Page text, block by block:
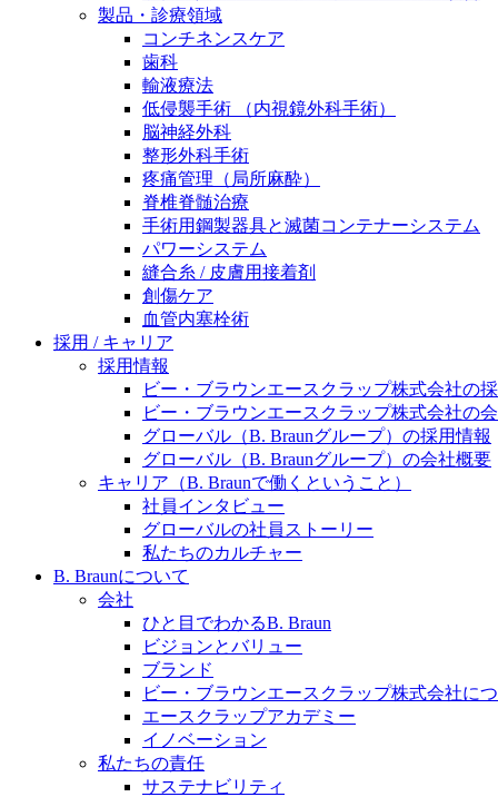
製品ポートフォリオ​
こちらの製品ポートフォリオからも、製品をお探しい
膝関節の構造とその疾患
身体の中で最も大きい関節である膝関節。日常の生活
採用情報
ビー・ブラウンエースクラッﾌﾟで新たな可能性を見つ
ニューススペース
製品・診療領域
コンチネンスケア
歯科
輸液療法
低侵襲手術 （内視鏡外科手術）
脳神経外科
整形外科手術
疼痛管理（局所麻酔）
脊椎脊髄治療
手術用鋼製器具と滅菌コンテナーシステム
パワーシステム
縫合糸 / 皮膚用接着剤
創傷ケア
血管内塞栓術
採用 / キャリア
採用情報
ビー・ブラウンエースクラップ株式会社の
ビー・ブラウンエースクラップ株式会社の
グローバル（B. Braunグループ）の採用情報
グローバル（B. Braunグループ）の会社概要
キャリア（B. Braunで働くということ）
社員インタビュー
グローバルの社員ストーリー
私たちのカルチャー
B. Braunについて
会社
ひと目でわかるB. Braun
ビジョンとバリュー
ブランド
ビー・ブラウンエースクラップ株式会社に
エースクラップアカデミー
イノベーション
私たちの責任
サステナビリティ